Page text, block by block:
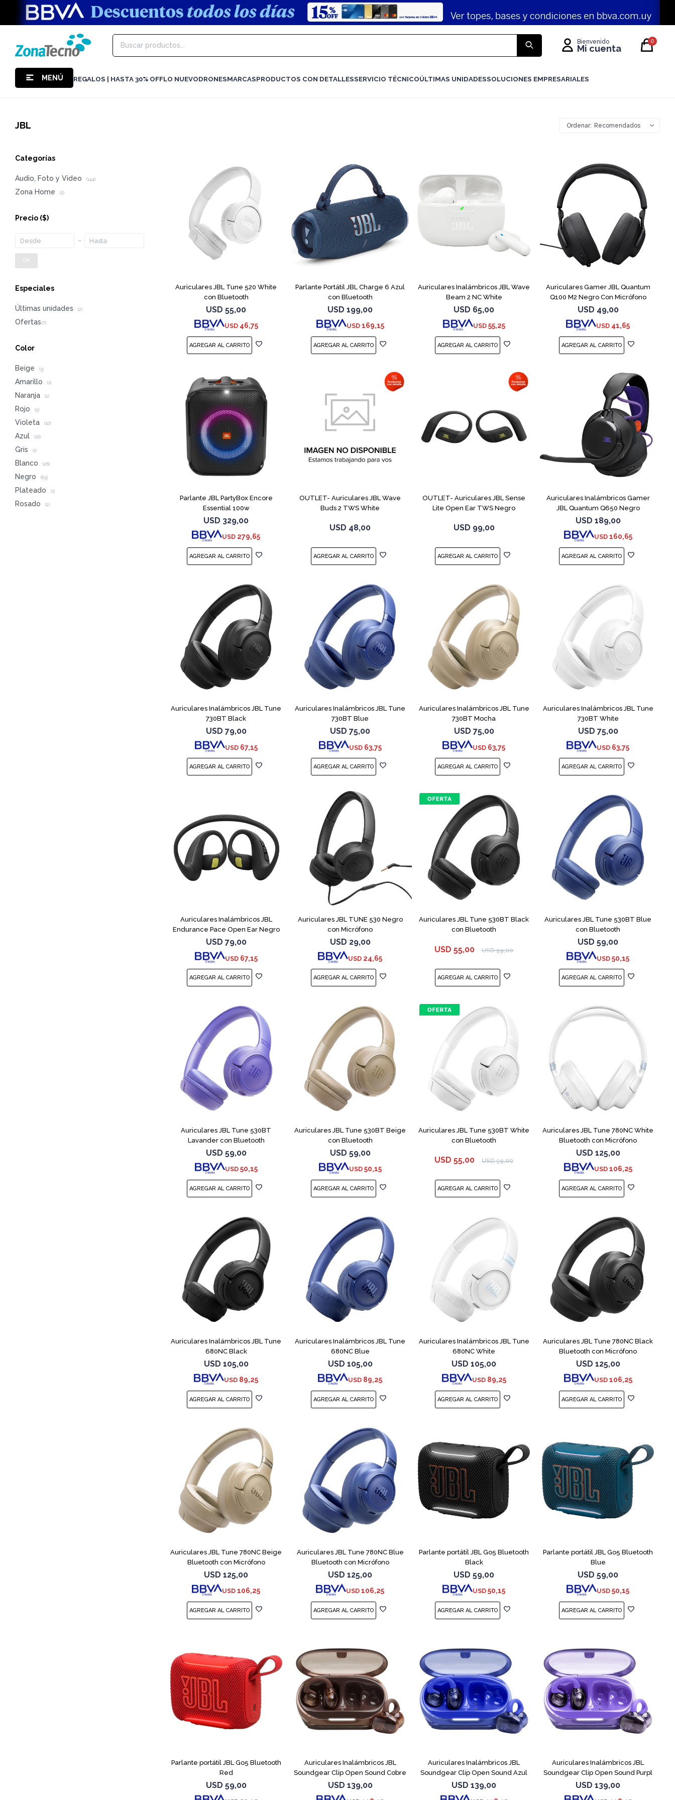
MENÚ REGALOS | HASTA 30% OFFLO NUEVODRONESMARCASPRODUCTOS CON DETALLESSERVICIO TÉCNICOÚLTIMAS UNIDADESSOLUCIONES EMPRESARIALES
0
JBL Recomendados
Auriculares JBL Tune 520 White
con Bluetooth
USD 55,00
USD 46,75
Parlante Portátil JBL Charge 6 Azul
con Bluetooth
USD 199,00
USD 169,15
Auriculares Inalámbricos JBL Wave
Beam 2 NC White
USD 65,00
USD 55,25
Auriculares Gamer JBL Quantum
Q100 M2 Negro Con Micrófono
USD 49,00
USD 41,65
Parlante JBL PartyBox Encore
Essential 100w
USD 329,00
USD 279,65
OUTLET- Auriculares JBL Wave
Buds 2 TWS White
USD 48,00
OUTLET- Auriculares JBL Sense
Lite Open Ear TWS Negro
USD 99,00
Auriculares Inalámbricos Gamer
JBL Quantum Q650 Negro
USD 189,00
USD 160,65
Auriculares Inalámbricos JBL Tune
730BT Black
USD 79,00
USD 67,15
Auriculares Inalámbricos JBL Tune
730BT Blue
USD 75,00
USD 63,75
Auriculares Inalámbricos JBL Tune
730BT Mocha
USD 75,00
USD 63,75
Auriculares Inalámbricos JBL Tune
730BT White
USD 75,00
USD 63,75
Auriculares Inalámbricos JBL
Endurance Pace Open Ear Negro
USD 79,00
USD 67,15
Auriculares JBL TUNE 530 Negro
con Micrófono
USD 29,00
USD 24,65
Auriculares JBL Tune 530BT Black
con Bluetooth
USD 55,00 USD 59,00
Auriculares JBL Tune 530BT Blue
con Bluetooth
USD 59,00
USD 50,15
Auriculares JBL Tune 530BT
Lavander con Bluetooth
USD 59,00
USD 50,15
Auriculares JBL Tune 530BT Beige
con Bluetooth
USD 59,00
USD 50,15
Auriculares JBL Tune 530BT White
con Bluetooth
USD 55,00 USD 59,00
Auriculares JBL Tune 780NC White
Bluetooth con Micrófono
USD 125,00
USD 106,25
Auriculares Inalámbricos JBL Tune
680NC Black
USD 105,00
USD 89,25
Auriculares Inalámbricos JBL Tune
680NC Blue
USD 105,00
USD 89,25
Auriculares Inalámbricos JBL Tune
680NC White
USD 105,00
USD 89,25
Auriculares JBL Tune 780NC Black
Bluetooth con Micrófono
USD 125,00
USD 106,25
Auriculares JBL Tune 780NC Beige
Bluetooth con Micrófono
USD 125,00
USD 106,25
Auriculares JBL Tune 780NC Blue
Bluetooth con Micrófono
USD 125,00
USD 106,25
Parlante portátil JBL Go5 Bluetooth
Black
USD 59,00
USD 50,15
Parlante portátil JBL Go5 Bluetooth
Blue
USD 59,00
USD 50,15
Parlante portátil JBL Go5 Bluetooth
Red
USD 59,00
Auriculares Inalámbricos JBL
Soundgear Clip Open Sound Cobre
USD 139,00
Auriculares Inalámbricos JBL
Soundgear Clip Open Sound Azul
USD 139,00
Auriculares Inalámbricos JBL
Soundgear Clip Open Sound Purpl
USD 139,00
Categorías
Audio, Foto y Video (144)
Zona Home (2)
Precio ($)
OK
Especiales
Últimas unidades (2)
Color
Beige (5)
Amarillo (1)
Naranja (2)
Rojo (5)
Violeta (10)
Azul (16)
Gris (1)
Blanco (26)
Negro (65)
Plateado (1)
Rosado (2)